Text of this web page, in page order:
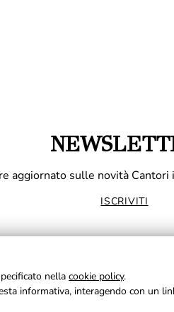
aggiornato sulle novità
ISCRIVITI
nella cookie policy.
informativa, interagendo con un